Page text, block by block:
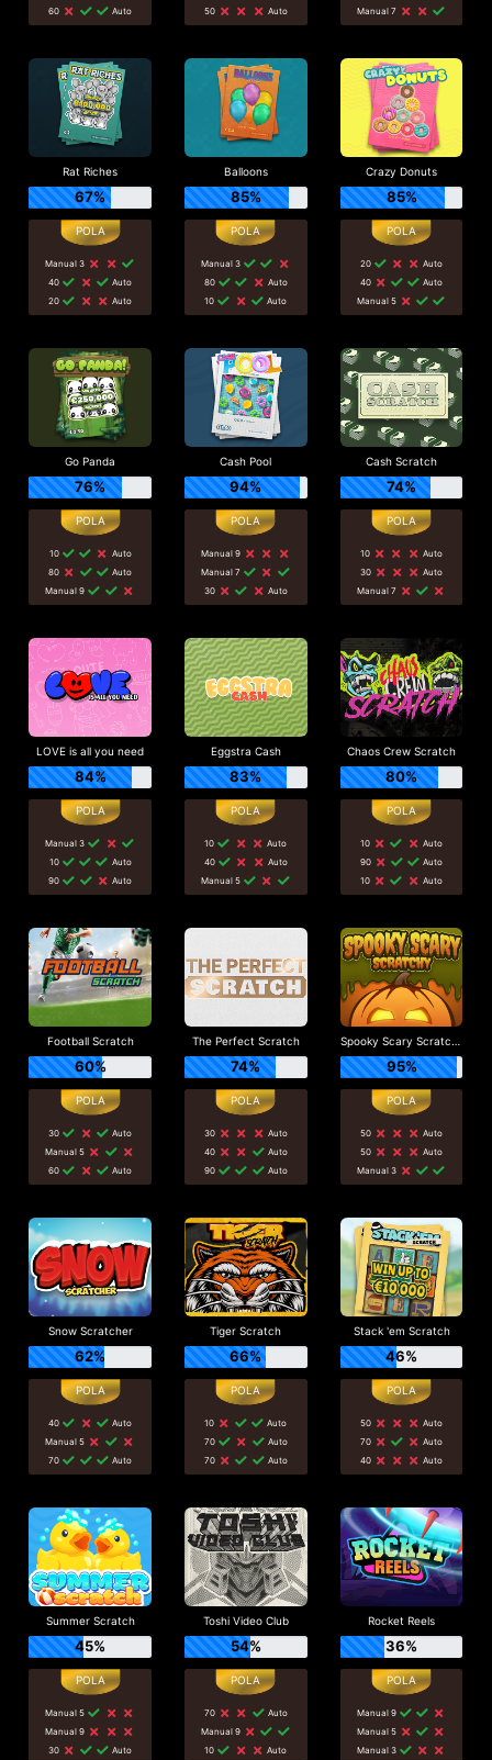
60 Auto 50 Auto Manual 7
Rat Riches
67%
Manual 3
40
Auto
20
Auto
Balloons
85%
Manual 3
80
Auto
10
Auto
Crazy Donuts
85%
20
Auto
40
Auto
Manual 5
Go Panda
76%
10
Auto
80
Auto
Manual 9
Cash Pool
94%
Manual 9
Manual 7
30
Auto
Cash Scratch
74%
10
Auto
30
Auto
Manual 7
LOVE is all you need
84%
Manual 3
10
Auto
90
Auto
Eggstra Cash
83%
10
Auto
40
Auto
Manual 5
Chaos Crew Scratch
80%
10
Auto
90
Auto
10
Auto
Football Scratch
60%
30
Auto
Manual 5
60
Auto
The Perfect Scratch
74%
30
Auto
40
Auto
90
Auto
Spooky Scary Scratchy
95%
50
Auto
50
Auto
Manual 3
Snow Scratcher
62%
40
Auto
Manual 5
70
Auto
Tiger Scratch
66%
10
Auto
70
Auto
70
Auto
Stack 'em Scratch
46%
50
Auto
70
Auto
40
Auto
Summer Scratch
45%
Manual 5
Manual 9
30
Auto
Toshi Video Club
54%
70
Auto
Manual 9
10
Auto
Rocket Reels
36%
Manual 9
Manual 5
Manual 3